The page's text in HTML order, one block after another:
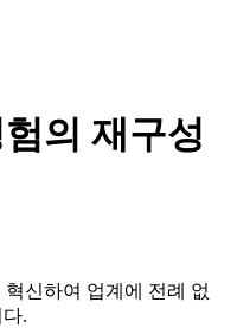
의 재구성
신하여 업계에 전례 없
.